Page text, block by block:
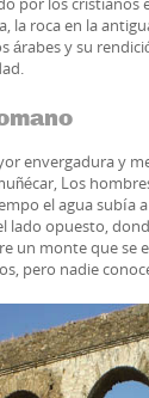
la roca en la
árabes y su
envergadura y
Los
el agua subía
lado opuesto,
un monte que se
pero nadie